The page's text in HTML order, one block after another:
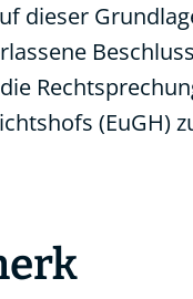
dieser
(EuGH)